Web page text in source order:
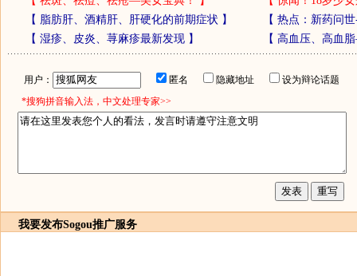
【 脂肪肝、酒精肝、肝硬化的前期症状 】 【 热点：新药问
【 湿疹、皮炎、荨麻疹最新发现】 【 高血压、高血
用户： 匿名 隐藏地址
设为辩论话题
*搜狗拼音输入法，中文处理专家>>
我要发布Sogou推广服务